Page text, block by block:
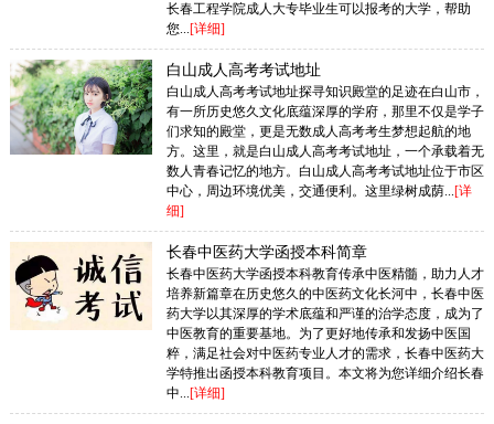
长春工程学院成人大专毕业生可以报考的大学，帮助
您...[详细]
白山成人高考考试地址
白山成人高考考试地址探寻知识殿堂的足迹在白山市，
有一所历史悠久文化底蕴深厚的学府，那里不仅是学子
们求知的殿堂，更是无数成人高考考生梦想起航的地
方。这里，就是白山成人高考考试地址，一个承载着无
数人青春记忆的地方。白山成人高考考试地址位于市区
中心，周边环境优美，交通便利。这里绿树成荫...[详
细]
长春中医药大学函授本科简章
长春中医药大学函授本科教育传承中医精髓，助力人才
培养新篇章在历史悠久的中医药文化长河中，长春中医
药大学以其深厚的学术底蕴和严谨的治学态度，成为了
中医教育的重要基地。为了更好地传承和发扬中医国
粹，满足社会对中医药专业人才的需求，长春中医药大
学特推出函授本科教育项目。本文将为您详细介绍长春
中...[详细]